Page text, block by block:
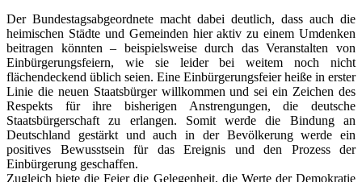
Der Bundestagsabgeordnete macht dabei deutlich, dass auch die
heimischen Städte und Gemeinden hier aktiv zu einem Umdenken
beitragen könnten – beispielsweise durch das Veranstalten von
Einbürgerungsfeiern, wie sie leider bei weitem noch nicht
flächendeckend üblich seien. Eine Einbürgerungsfeier heiße in erster
Linie die neuen Staatsbürger willkommen und sei ein Zeichen des
Respekts für ihre bisherigen Anstrengungen, die deutsche
Staatsbürgerschaft zu erlangen. Somit werde die Bindung an
Deutschland gestärkt und auch in der Bevölkerung werde ein
positives Bewusstsein für das Ereignis und den Prozess der
Einbürgerung geschaffen.
Zugleich biete die Feier die Gelegenheit, die Werte der Demokratie